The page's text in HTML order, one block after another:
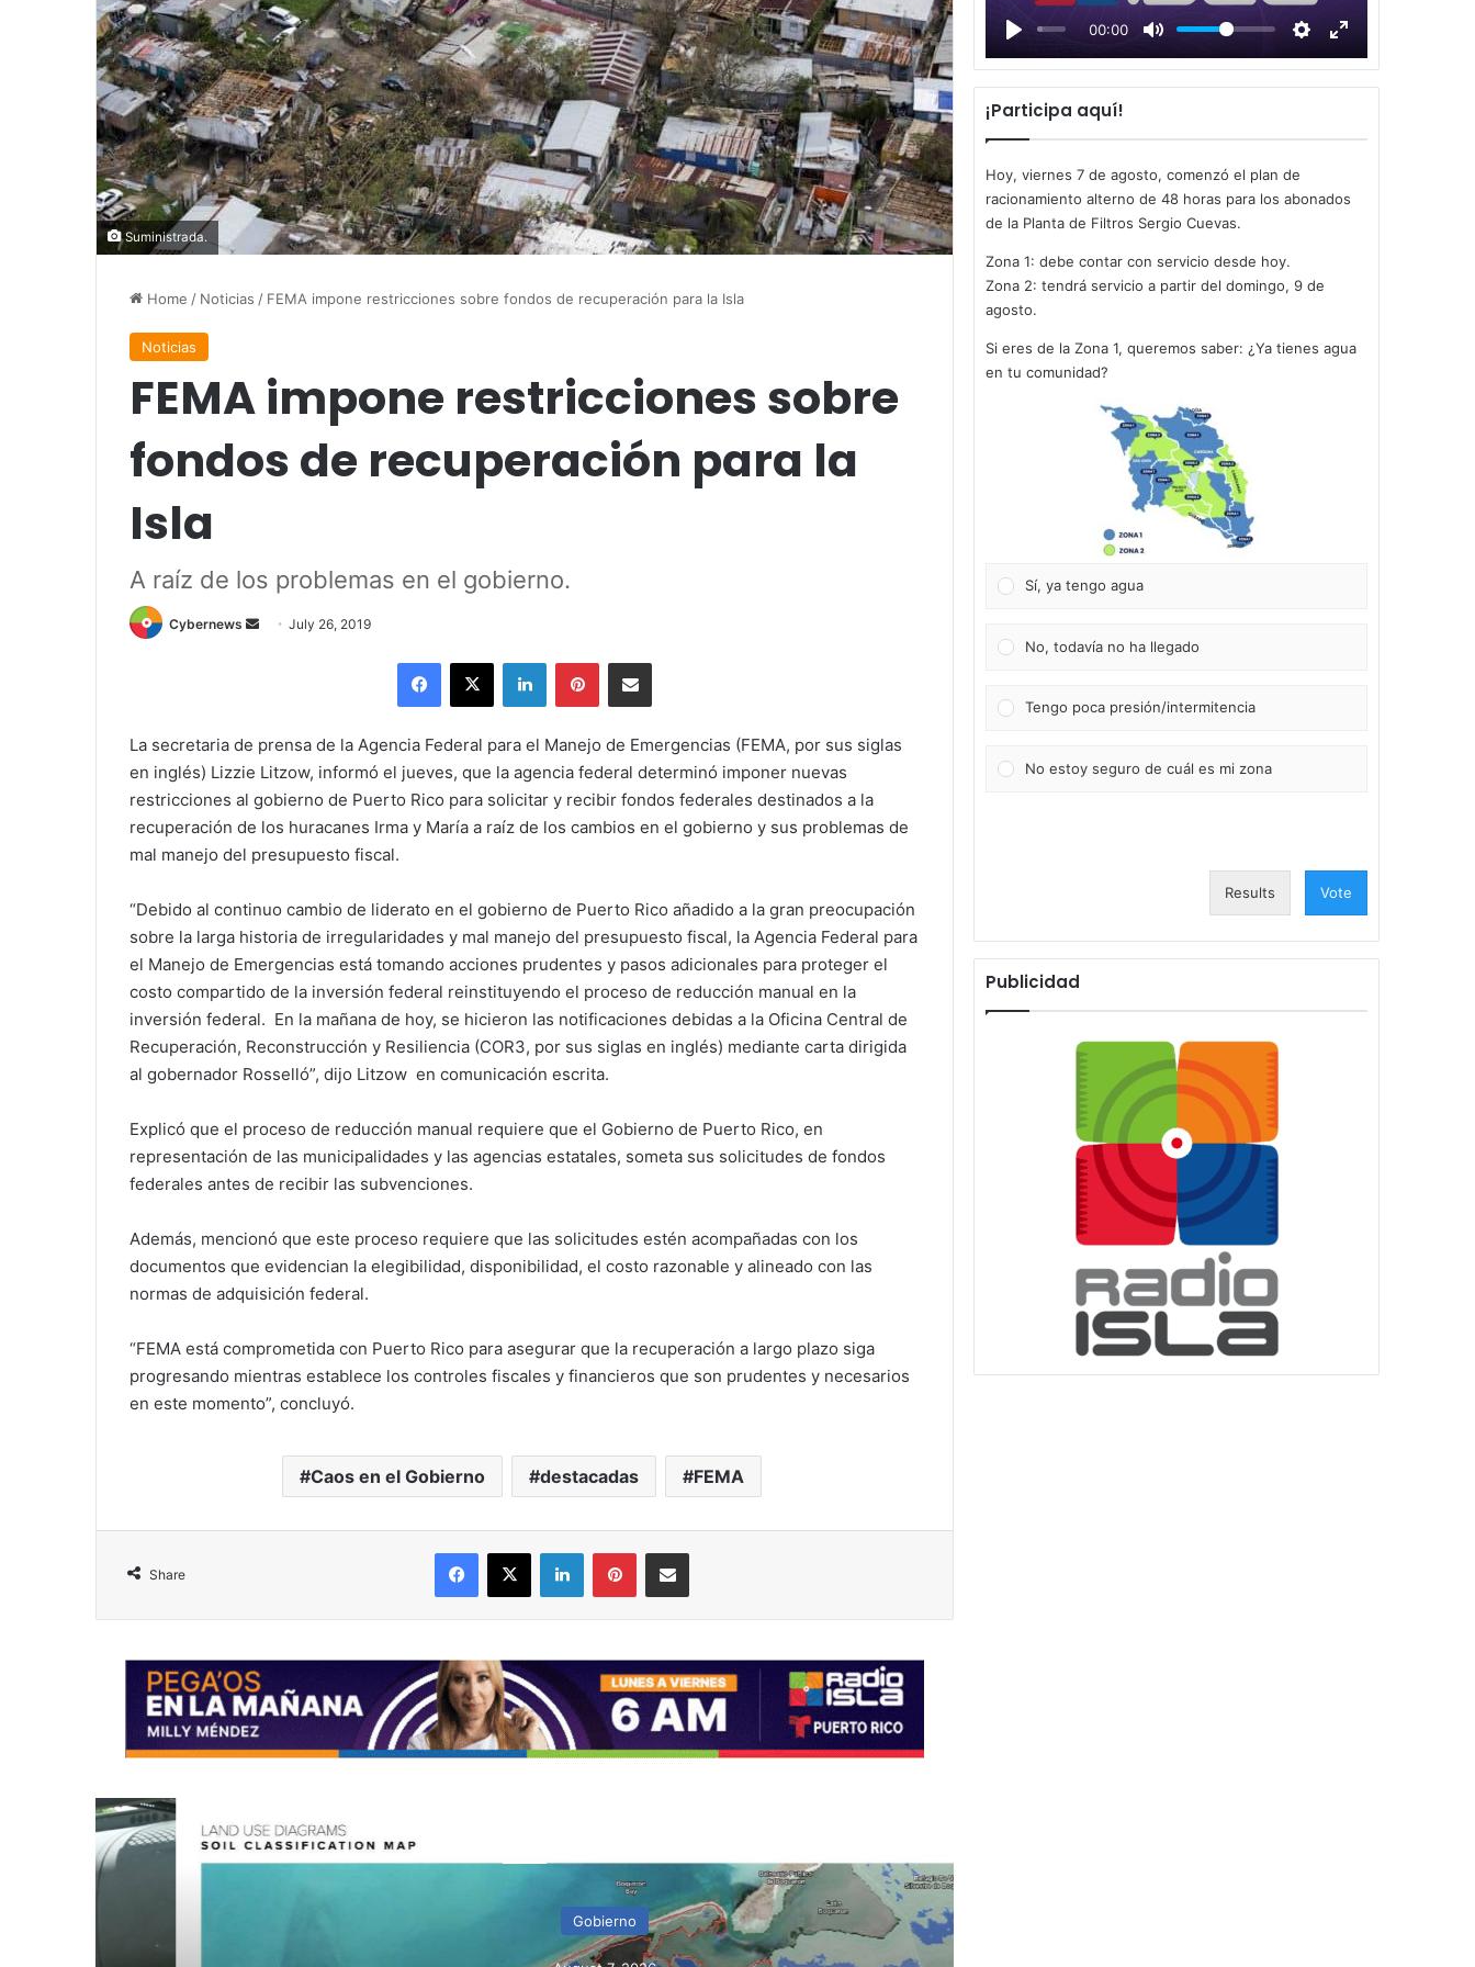
Suministrada.
Home / Noticias / FEMA impone restricciones sobre fondos de recuperación para la Isla
Noticias
FEMA impone restricciones sobre
fondos de recuperación para la
Isla
A raíz de los problemas en el gobierno.
Cybernews
Send July 26, 2019
Facebook
X LinkedInPinterestShare via Email
La secretaria de prensa de la Agencia Federal para el Manejo de Emergencias (FEMA, por sus siglas
en inglés) Lizzie Litzow, informó el jueves, que la agencia federal determinó imponer nuevas
restricciones al gobierno de Puerto Rico para solicitar y recibir fondos federales destinados a la
recuperación de los huracanes Irma y María a raíz de los cambios en el gobierno y sus problemas de
mal manejo del presupuesto fiscal.
“Debido al continuo cambio de liderato en el gobierno de Puerto Rico añadido a la gran preocupación
sobre la larga historia de irregularidades y mal manejo del presupuesto fiscal, la Agencia Federal para
el Manejo de Emergencias está tomando acciones prudentes y pasos adicionales para proteger el
costo compartido de la inversión federal reinstituyendo el proceso de reducción manual en la
inversión federal. En la mañana de hoy, se hicieron las notificaciones debidas a la Oficina Central de
Recuperación, Reconstrucción y Resiliencia (COR3, por sus siglas en inglés) mediante carta dirigida
al gobernador Rosselló”, dijo Litzow en comunicación escrita.
Explicó que el proceso de reducción manual requiere que el Gobierno de Puerto Rico, en
representación de las municipalidades y las agencias estatales, someta sus solicitudes de fondos
federales antes de recibir las subvenciones.
Además, mencionó que este proceso requiere que las solicitudes estén acompañadas con los
documentos que evidencian la elegibilidad, disponibilidad, el costo razonable y alineado con las
normas de adquisición federal.
“FEMA está comprometida con Puerto Rico para asegurar que la recuperación a largo plazo siga
progresando mientras establece los controles fiscales y financieros que son prudentes y necesarios
en este momento”, concluyó.
Caos en el Gobierno destacadas FEMA
Share
Facebook
X LinkedInPinterestShare via Email
00:00
l
a
y
¡Participa aquí!
Hoy, viernes 7 de agosto, comenzó el plan de
racionamiento alterno de 48 horas para los abonados
de la Planta de Filtros Sergio Cuevas.
Zona 1: debe contar con servicio desde hoy.
Zona 2: tendrá servicio a partir del domingo, 9 de
agosto.
Si eres de la Zona 1, queremos saber: ¿Ya tienes agua
en tu comunidad?
Sí, ya tengo agua
No, todavía no ha llegado
Tengo poca presión/intermitencia
No estoy seguro de cuál es mi zona
Results Vote
Publicidad